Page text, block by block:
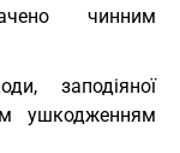
чинним
заподіяної
ушкодженням